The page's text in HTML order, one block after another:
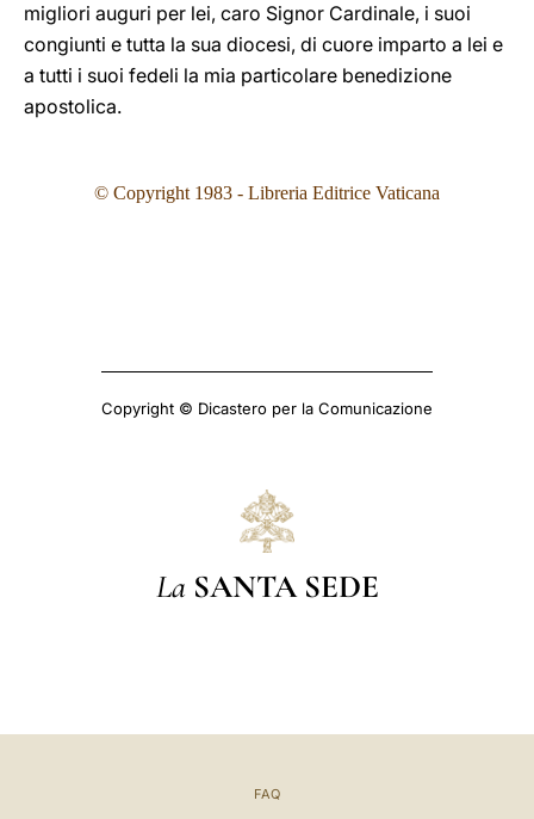
migliori auguri per lei, caro Signor Cardinale, i suoi
congiunti e tutta la sua diocesi, di cuore imparto a lei e
a tutti i suoi fedeli la mia particolare benedizione
apostolica.
© Copyright 1983 - Libreria Editrice Vaticana
Copyright © Dicastero per la Comunicazione
La SANTA SEDE
FAQ